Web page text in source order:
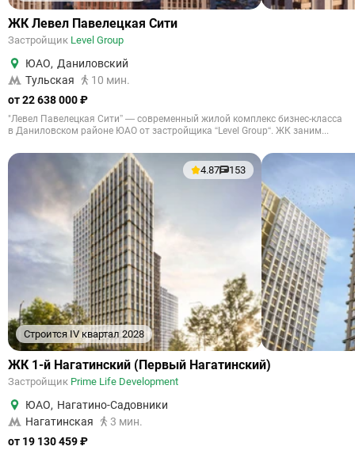
ЖК Левел Павелецкая Сити
Застройщик Level Group
ЮАО, Даниловский
Тульская
10 мин.
от 22 638 000 ₽
"Левел Павелецкая Сити” — современный жилой комплекс бизнес-класса
в Даниловском районе ЮАО от застройщика “Level Group“. ЖК заним...
Строится IV квартал 2028
4.87 153
ЖК 1-й Нагатинский (Первый Нагатинский)
Застройщик Prime Life Development
ЮАО, Нагатино-Садовники
Нагатинская
3 мин.
от 19 130 459 ₽